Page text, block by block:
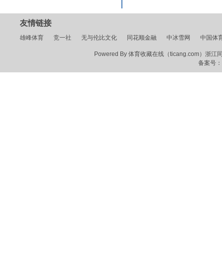
友情链接
雄峰体育 竞一社 无与伦比文化 同花顺金融 中冰雪网 中国体
Powered By 体育收藏在线（ticang.com）浙江
备案号：